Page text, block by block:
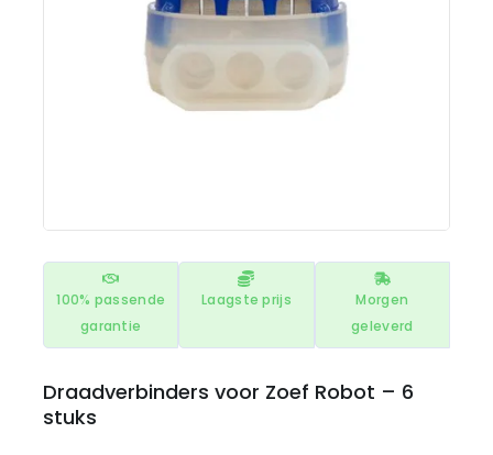
100% passende
garantie
Laagste prijs
Morgen
geleverd
Draadverbinders voor Zoef Robot – 6
stuks